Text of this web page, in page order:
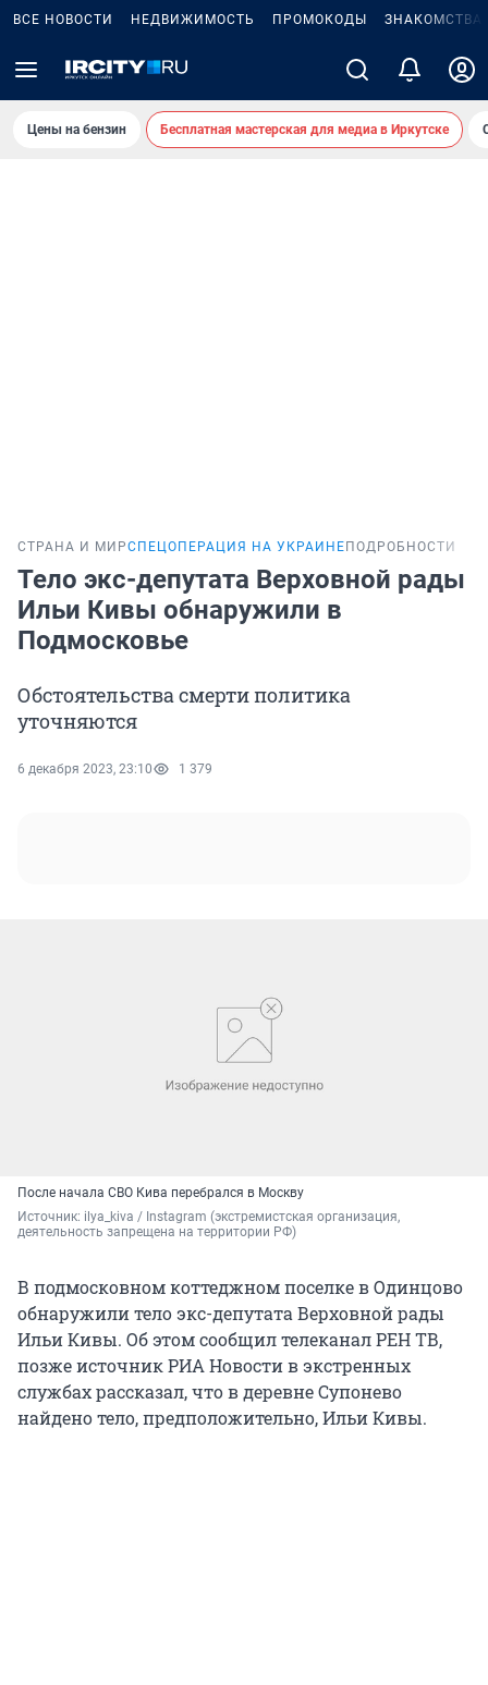
ВСЕ НОВОСТИ НЕДВИЖИМОСТЬ ПРОМОКОДЫ ЗНАКОМСТВА
Цены на бензин Бесплатная мастерская для медиа в Иркутске
СТРАНА И МИРСПЕЦОПЕРАЦИЯ НА УКРАИНЕ ПОДРОБНОСТИ
Тело экс-депутата Верховной рады
Ильи Кивы обнаружили в
Подмосковье
Обстоятельства смерти политика
уточняются
6 декабря 2023, 23:10 1 379
После начала СВО Кива перебрался в Москву
Источник: ilya_kiva / Instagram (экстремистская организация,
деятельность запрещена на территории РФ)
В подмосковном коттеджном поселке в Одинцово
обнаружили тело экс-депутата Верховной рады
Ильи Кивы. Об этом сообщил телеканал РЕН ТВ,
позже источник РИА Новости в экстренных
службах рассказал, что в деревне Супонево
найдено тело, предположительно, Ильи Кивы.